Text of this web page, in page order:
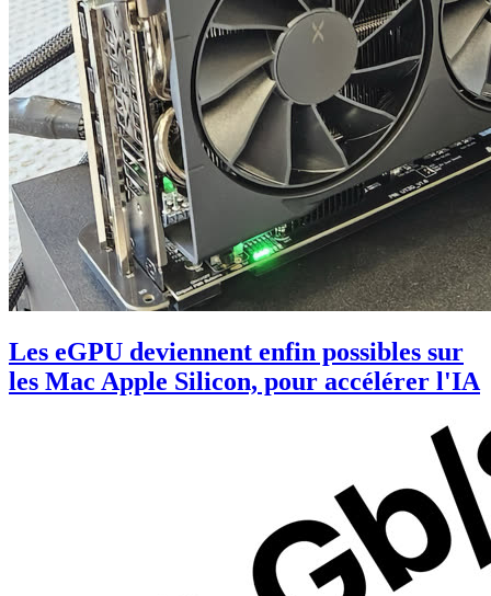
Les eGPU deviennent enfin possibles sur
les Mac Apple Silicon, pour accélérer l'IA